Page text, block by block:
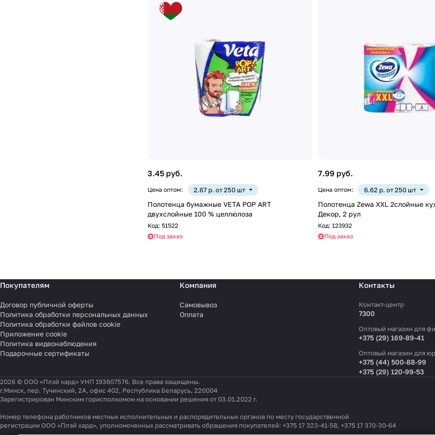
3.45 руб.
Цена оптом: 2.67 р. от 250 шт
Полотенца бумажные VETA POP ART
двухслойные 100 % целлюлоза
Код: 51522
Под заказ
7.99 руб.
Цена оптом: 6.62 р. от 250 шт
Полотенца Zewa XXL 2слойные
Декор, 2 рул
Код: 123932
Под заказ
Покупателям
Договор публичной оферты
Политика обработки персональных данных
Политика обработки файлов cookie
Приложение cookie
Политика видеонаблюдения
Подарочные сертификаты
Компания
Самовывоз
Оплата
Контакты
Контакт-центр
7300
Оптовый магазин для
+375 (29) 169-89-41
Оптовый магазин для
+375 (44) 500-88-99
+375 (29) 120-99-53
2026 © ООО «Плэй хард» УНП 193607576. Все права защищены.
г.Минск, пер. Тучинский, 2А, офис 402, Республика Беларусь, 220004
Зарегистрирован Минским горисполкомом на основании решения от 03.01.2022 г.
Номер телефона работников местных исполнительных и распорядительных органов по месту государственной
регистрации ООО «Плэй хард», уполномоченных рассматривать обращения покупателей: +375 17 323-41-58, +375 17 370-30-64